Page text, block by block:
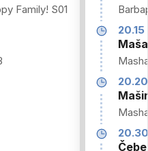
Family! S01
20.15
20.20